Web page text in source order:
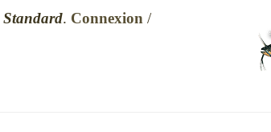
Standard. Connexion /